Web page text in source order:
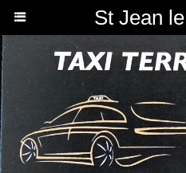
St Jean